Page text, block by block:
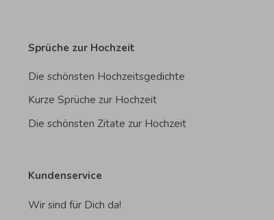
Sprüche zur Hochzeit
Die schönsten Hochzeitsgedichte
Kurze Sprüche zur Hochzeit
Die schönsten Zitate zur Hochzeit
Kundenservice
Wir sind für Dich da!